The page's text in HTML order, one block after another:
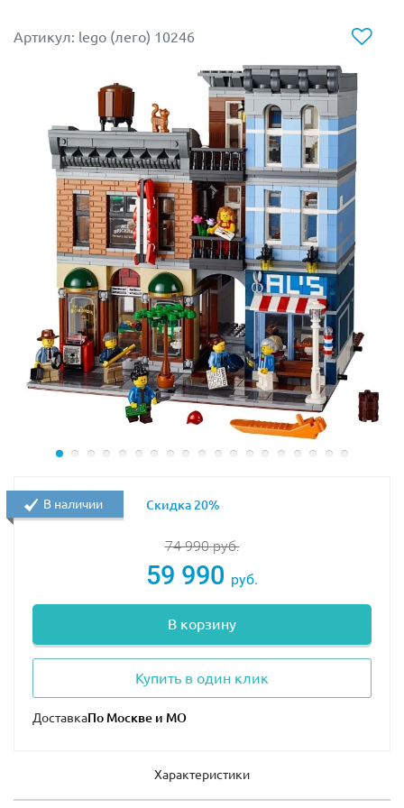
Следует отметить, что набор Лего 10232 станет
прекрасным продолжением улицы, состоящей из
Зоомагазина (10218)иЦентрального
универсального магазина (10211).
Артикул: lego (лего) 10246
74 990руб.
59 990 руб.
В корзину
Купить в один клик
Доставка
В наличии Скидка 20%
Характеристики